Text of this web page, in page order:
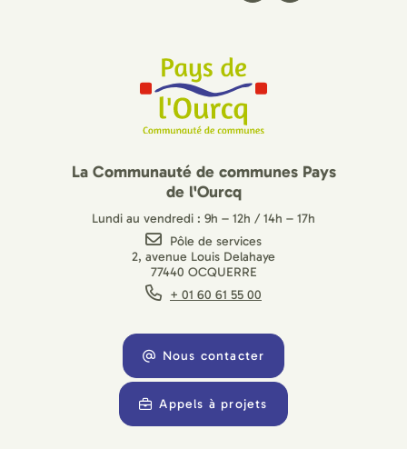
La Communauté de communes Pays
de l'Ourcq
Lundi au vendredi : 9h – 12h / 14h – 17h
Pôle de services
2, avenue Louis Delahaye
77440 OCQUERRE
+ 01 60 61 55 00
Nous contacter
Appels à projets